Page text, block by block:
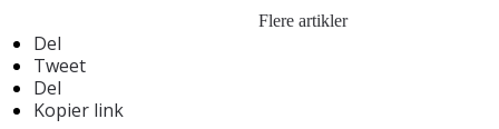
Flere artikler
Del
Tweet
Del
Kopier link